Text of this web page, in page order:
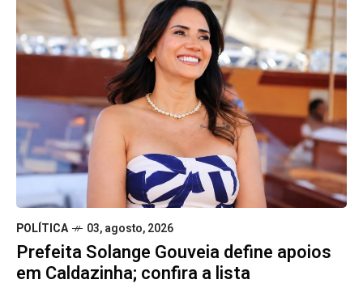
POLÍTICA 03, agosto, 2026
Prefeita Solange Gouveia define apoios
em Caldazinha; confira a lista